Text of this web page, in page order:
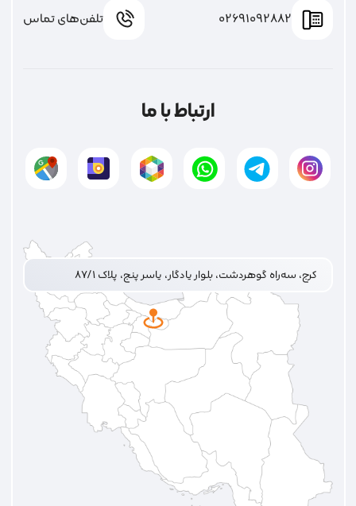
02691092882 تلفن‌های تماس
ارتباط با ما
کرج، سه‌راه گوهردشت، بلوار یادگار، یاسر پنج، پلاک ۸۷/۱